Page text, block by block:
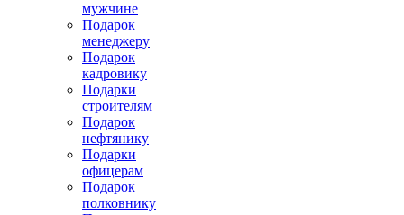
мужчине
Подарок
менеджеру
Подарок
кадровику
Подарки
строителям
Подарок
нефтянику
Подарки
офицерам
Подарок
полковнику